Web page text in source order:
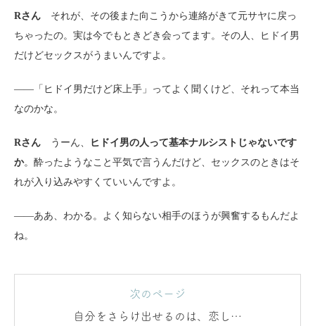
Rさん それが、その後また向こうから連絡がきて元サヤに戻っ
ちゃったの。実は今でもときどき会ってます。その人、ヒドイ男
だけどセックスがうまいんですよ。
――「ヒドイ男だけど床上手」ってよく聞くけど、それって本当
なのかな。
Rさん うーん、
ヒドイ男の人って基本ナルシストじゃないです
か。酔ったようなこと平気で言うんだけど、セックスのときはそ
れが入り込みやすくていいんですよ。
――ああ、わかる。よく知らない相手のほうが興奮するもんだよ
ね。
次のページ
自分をさらけ出せるのは、恋した